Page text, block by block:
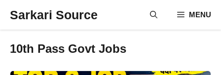
Sarkari Source MENU
10th Pass Govt Jobs